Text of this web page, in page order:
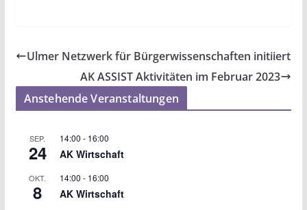
Ulmer Netzwerk für Bürgerwissenschaften initiiert
AK ASSIST Aktivitäten im Februar 2023
Anstehende Veranstaltungen
SEP.
24
14:00 - 16:00
AK Wirtschaft
OKT.
8
14:00 - 16:00
AK Wirtschaft